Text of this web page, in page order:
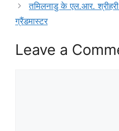
तमिलनाडु के एल.आर.
ग्रैंडमास्टर
Leave a